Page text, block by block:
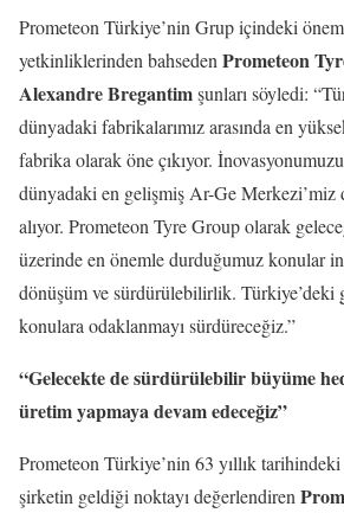
Prometeon Türkiye’nin Grup içindeki
yetkinliklerinden bahseden Prometeon
Alexandre Bregantimşunları söyledi:
dünyadaki fabrikalarımız arasında en
fabrika olarak öne çıkıyor. İnovasyonumuzu
dünyadaki en gelişmiş Ar-Ge Merkezi’miz
alıyor. Prometeon Tyre Group olarak
üzerinde en önemle durduğumuz konular
dönüşüm ve sürdürülebilirlik. Türkiye’deki
konulara odaklanmayı sürdüreceğiz.”
“Gelecekte de sürdürülebilir büyüme
üretim yapmaya devam edeceğiz”
Prometeon Türkiye’nin 63 yıllık tarihindeki
şirketin geldiği noktayı değerlendiren